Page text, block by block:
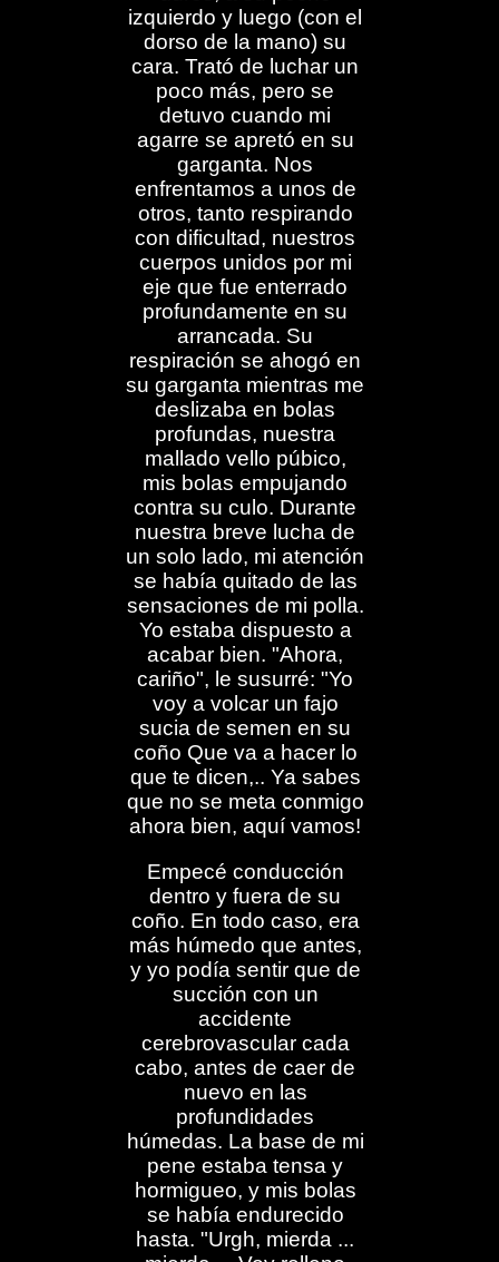
izquierdo y luego (con el
dorso de la mano) su
cara. Trató de luchar un
poco más, pero se
detuvo cuando mi
agarre se apretó en su
garganta. Nos
enfrentamos a unos de
otros, tanto respirando
con dificultad, nuestros
cuerpos unidos por mi
eje que fue enterrado
profundamente en su
arrancada. Su
respiración se ahogó en
su garganta mientras me
deslizaba en bolas
profundas, nuestra
mallado vello púbico,
mis bolas empujando
contra su culo. Durante
nuestra breve lucha de
un solo lado, mi atención
se había quitado de las
sensaciones de mi polla.
Yo estaba dispuesto a
acabar bien. "Ahora,
cariño", le susurré: "Yo
voy a volcar un fajo
sucia de semen en su
coño Que va a hacer lo
que te dicen,.. Ya sabes
que no se meta conmigo
ahora bien, aquí vamos!
Empecé conducción
dentro y fuera de su
coño. En todo caso, era
más húmedo que antes,
y yo podía sentir que de
succión con un
accidente
cerebrovascular cada
cabo, antes de caer de
nuevo en las
profundidades
húmedas. La base de mi
pene estaba tensa y
hormigueo, y mis bolas
se había endurecido
hasta. "Urgh, mierda ...